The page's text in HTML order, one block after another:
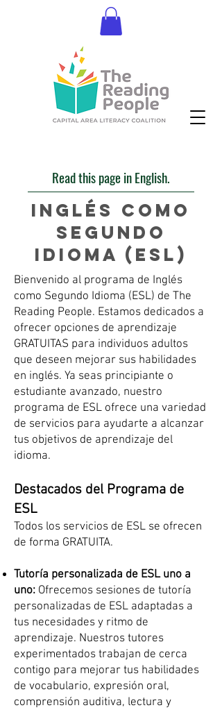
Donate
Read this page in English.
Inglés como
segundo
idioma (ESL)
Bienvenido al programa de Inglés
como Segundo Idioma (ESL) de The
Reading People. Estamos dedicados a
ofrecer opciones de aprendizaje
GRATUITAS para individuos adultos
que deseen mejorar sus habilidades
en inglés. Ya seas principiante o
estudiante avanzado, nuestro
programa de ESL ofrece una variedad
de servicios para ayudarte a alcanzar
tus objetivos de aprendizaje del
idioma.
Destacados del Programa de
ESL
Todos los servicios de ESL se ofrecen
de forma GRATUITA.
Tutoría personalizada de ESL uno a
uno: Ofrecemos sesiones de tutoría
personalizadas de ESL adaptadas a
tus necesidades y ritmo de
aprendizaje. Nuestros tutores
experimentados trabajan de cerca
contigo para mejorar tus habilidades
de vocabulario, expresión oral,
comprensión auditiva, lectura y